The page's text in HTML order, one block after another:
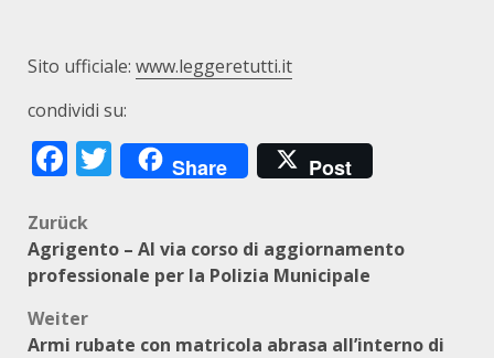
Sito ufficiale: www.leggeretutti.it
condividi su:
Facebook
Twitter
Share Post
Beitragsnavigation
Zurück
Agrigento – Al via corso di aggiornamento
professionale per la Polizia Municipale
Weiter
Armi rubate con matricola abrasa all’interno di